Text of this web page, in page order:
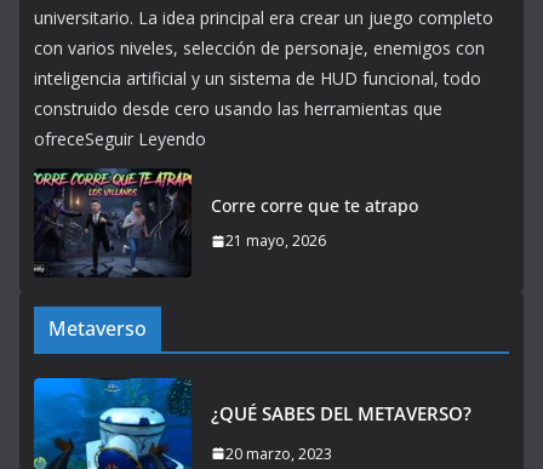
universitario. La idea principal era crear un juego completo
con varios niveles, selección de personaje, enemigos con
inteligencia artificial y un sistema de HUD funcional, todo
construido desde cero usando las herramientas que
ofreceSeguir Leyendo
Corre corre que te atrapo
21 mayo, 2026
Metaverso
¿QUÉ SABES DEL METAVERSO?
20 marzo, 2023